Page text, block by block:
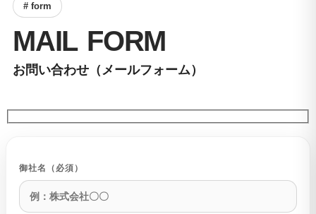
# form
MAIL FORM
お問い合わせ （メールフォーム）
御社名（必須）